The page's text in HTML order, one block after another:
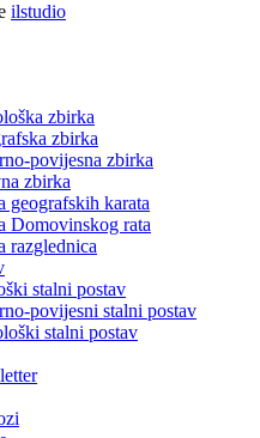
ilstudio
zbirka
zbirka
povijesna zbirka
zbirka
geografskih karata
Domovinskog rata
razglednica
stalni postav
povijesni stalni postav
stalni postav